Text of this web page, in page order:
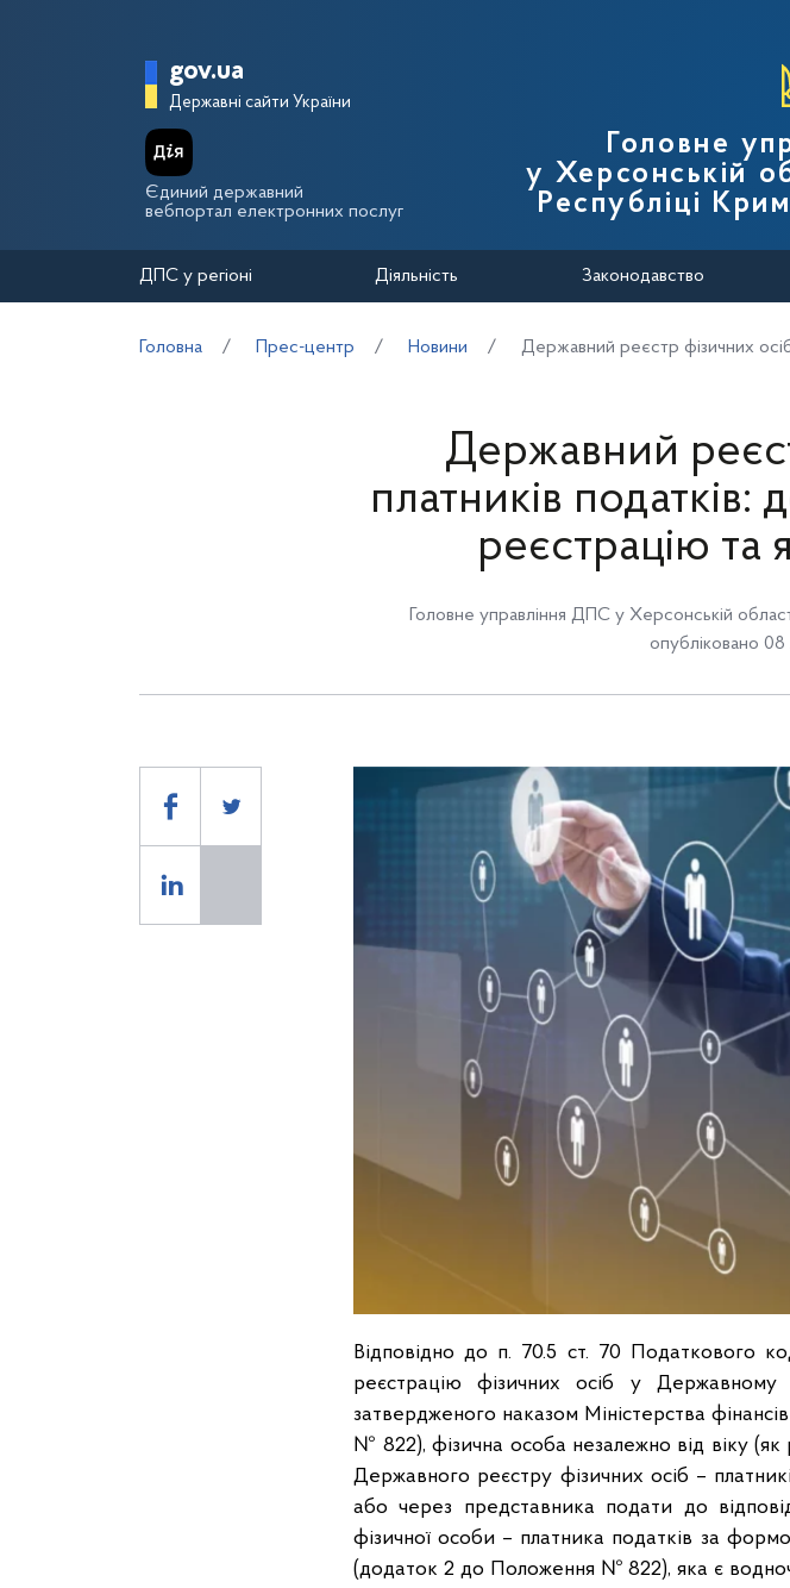
Головна сторінка Державної
gov.ua
Державні сайти України
Єдиний державний
вебпортал електронних послуг
Головне
у Херсонській
Республіці
ДПС у регіоні Діяльність Законодавство
Головна Прес-центр Новини Державний реєстр фізичних
Державний
платників податків:
реєстрацію та
Головне управління ДПС у Херсонській
опубліковано
Відповідно до п. 70.5 ст. 70 Податкового
реєстрацію фізичних осіб у Державному
затвердженого наказом Міністерства
№ 822), фізична особа незалежно від віку
Державного реєстру фізичних осіб –
або через представника подати до
фізичної особи – платника податків за
(додаток 2 до Положення № 822), яка є